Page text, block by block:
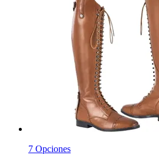
7 Opciones